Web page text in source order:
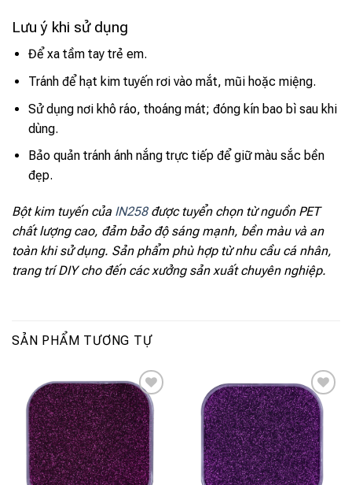
Lưu ý khi sử dụng
Để xa tầm tay trẻ em.
Tránh để hạt kim tuyến rơi vào mắt, mũi hoặc miệng.
Sử dụng nơi khô ráo, thoáng mát; đóng kín bao bì sau khi
dùng.
Bảo quản tránh ánh nắng trực tiếp để giữ màu sắc bền
đẹp.
Bột kim tuyến của IN258được tuyển chọn từ nguồn PET
chất lượng cao, đảm bảo độ sáng mạnh, bền màu và an
toàn khi sử dụng. Sản phẩm phù hợp từ nhu cầu cá nhân,
trang trí DIY cho đến các xưởng sản xuất chuyên nghiệp.
SẢN PHẨM TƯƠNG TỰ
Add to
wishlist
Add to
wishlist